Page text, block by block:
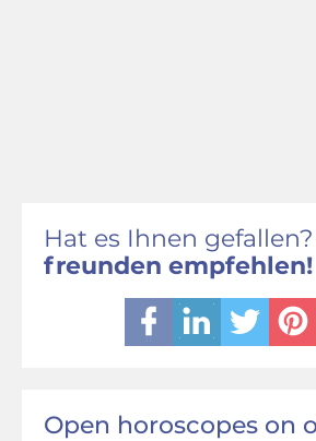
Hat es Ihnen gefallen?
freunden empfehlen!
Open horoscopes on